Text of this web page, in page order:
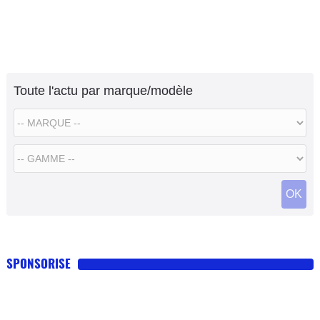
Toute l'actu par marque/modèle
OK
SPONSORISE